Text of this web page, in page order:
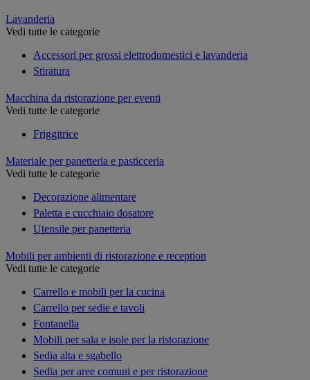
Lavanderia
Vedi tutte le categorie
Accessori per grossi elettrodomestici e lavanderia
Stiratura
Macchina da ristorazione per eventi
Vedi tutte le categorie
Friggitrice
Materiale per panetteria e pasticceria
Vedi tutte le categorie
Decorazione alimentare
Paletta e cucchiaio dosatore
Utensile per panetteria
Mobili per ambienti di ristorazione e reception
Vedi tutte le categorie
Carrello e mobili per la cucina
Carrello per sedie e tavoli
Fontanella
Mobili per sala e isole per la ristorazione
Sedia alta e sgabello
Sedia per aree comuni e per ristorazione